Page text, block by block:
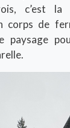
c’est la
corps de
paysage